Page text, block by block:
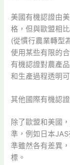
美國有機認證由
格，但與歐盟相
(從慣行農業轉型
使用某些有限的
有機認證對農產
和生產過程透明
其他國際有機認證
除了歐盟和美國
準，例如日本
準雖然各有差異
標。